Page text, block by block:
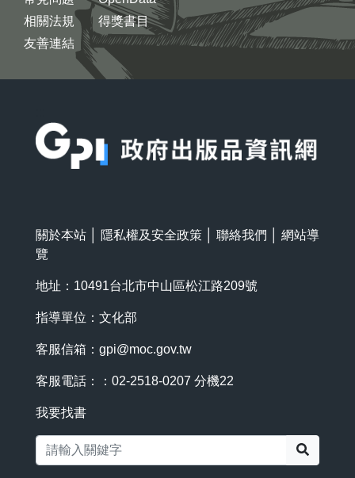
相關法規
友善連結
得獎書目
關於本站 隱私權及安全政策 聯絡我們
網站導
覽
地址：10491台北市中山區松江路209號
指導單位：文化部
客服信箱： gpi@moc.gov.tw
客服電話：：02-2518-0207 分機22
我要找書